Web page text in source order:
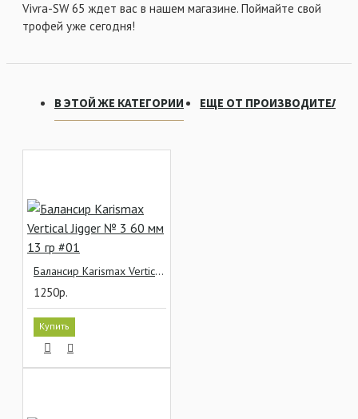
Vivra-SW 65 ждет вас в нашем магазине. Поймайте свой
трофей уже сегодня!
В ЭТОЙ ЖЕ КАТЕГОРИИ ЕЩЕ ОТ ПРОИЗВОДИТЕЛЯ
Балансир Karismax Vertical Jigger № 3 60 мм 13 гр #01
1250р.
Купить